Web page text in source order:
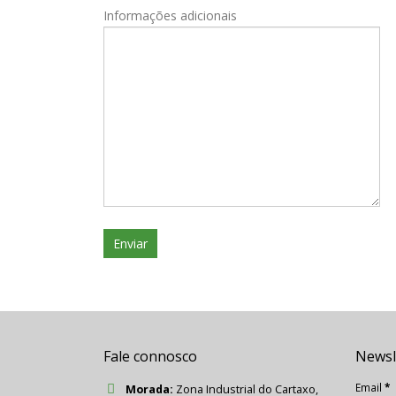
Informações adicionais
Fale connosco
Morada: Zona Industrial do Cartaxo, Email *